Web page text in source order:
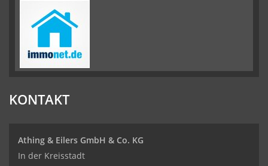
KONTAKT
Athing & Eilers GmbH & Co. KG
In der Kreisstadt